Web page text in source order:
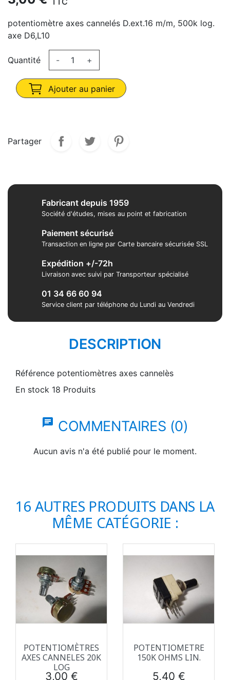
potentiomètre axes cannelés D.ext.16 m/m, 500k log.
axe D6,L10
Quantité - +
Ajouter au panier
Partager
Fabricant depuis 1959
Société d'études, mises au point et fabrication
Paiement sécurisé
Transaction en ligne par Carte bancaire sécurisée SSL
Expédition +/-72h
Livraison avec suivi par Transporteur spécialisé
01 34 66 60 94
Service client par téléphone du Lundi au Vendredi
DESCRIPTION
Référence potentiomètres axes cannelès
En stock 18 Produits
chat COMMENTAIRES (0)
Aucun avis n'a été publié pour le moment.
16 AUTRES PRODUITS DANS LA
MÊME CATÉGORIE :
POTENTIOMÈTRES
AXES CANNELES 20K
LOG
Prix
3,00 €
POTENTIOMETRE
150K OHMS LIN.
Prix
5,40 €